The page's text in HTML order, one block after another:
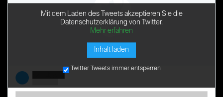
Mit dem Laden des Tweets akzeptieren Sie die
Datenschutzerklärung von Twitter.
Mehr erfahren
Inhalt laden
Twitter Tweets immer entsperren